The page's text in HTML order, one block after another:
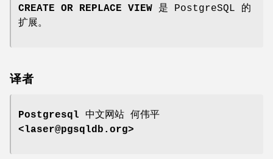
CREATE OR REPLACE VIEW 是 PostgreSQL 的
扩展。
译者
Postgresql 中文网站 何伟平
<laser@pgsqldb.org>